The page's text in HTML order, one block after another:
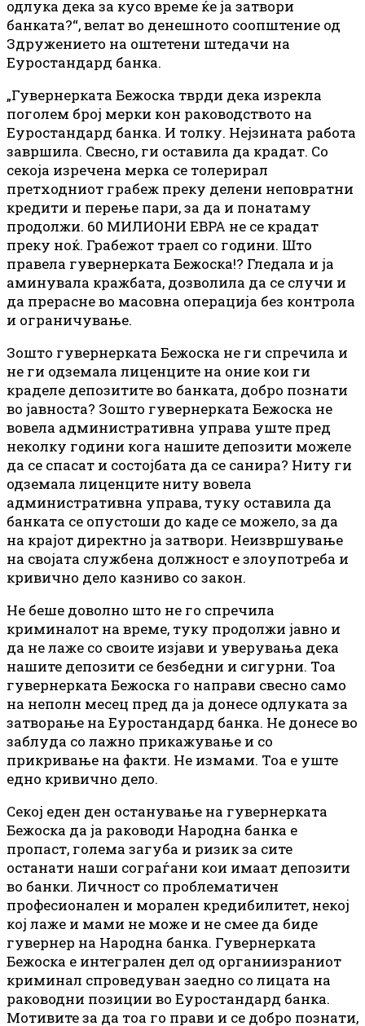
одлука дека за кусо време ќе ја затвори
банката?“, велат во денешното соопштение од
Здружението на оштетени штедачи на
Еуростандард банка.
„Гувернерката Бежоска тврди дека изрекла
поголем број мерки кон раководството на
Еуростандард банка. И толку. Нејзината работа
завршила. Свесно, ги оставила да крадат. Со
секоја изречена мерка се толерирал
претходниот грабеж преку делени неповратни
кредити и перење пари, за да и понатаму
продолжи. 60 МИЛИОНИ ЕВРА не се крадат
преку ноќ. Грабежот траел со години. Што
правела гувернерката Бежоска!? Гледала и ја
аминувала кражбата, дозволила да се случи и
да прерасне во масовна операција без контрола
и ограничување.
Зошто гувернерката Бежоска не ги спречила и
не ги одземала лиценците на оние кои ги
краделе депозитите во банката, добро познати
во јавноста? Зошто гувернерката Бежоска не
вовела административна управа уште пред
неколку години кога нашите депозити можеле
да се спасат и состојбата да се санира? Ниту ги
одземала лиценците ниту вовела
административна управа, туку оставила да
банката се опустоши до каде се можело, за да
на крајот директно ја затвори. Неизвршување
на својата службена должност е злоупотреба и
кривично дело казниво со закон.
Не беше доволно што не го спречила
криминалот на време, туку продолжи јавно и
да не лаже со своите изјави и уверувања дека
нашите депозити се безбедни и сигурни. Тоа
гувернерката Бежоска го направи свесно само
на неполн месец пред да ја донесе одлуката за
затворање на Еуростандард банка. Не донесе во
заблуда со лажно прикажување и со
прикривање на факти. Не измами. Тоа е уште
едно кривично дело.
Секој еден ден останување на гувернерката
Бежоска да ја раководи Народна банка е
пропаст, голема загуба и ризик за сите
останати наши сограѓани кои имаат депозити
во банки. Личност со проблематичен
професионален и морален кредибилитет, некој
кој лаже и мами не може и не смее да биде
гувернер на Народна банка. Гувернерката
Бежоска е интегрален дел од органиизраниот
криминал спроведуван заедно со лицата на
раководни позиции во Еуростандард банка.
Мотивите за да тоа го прави и се добро познати,